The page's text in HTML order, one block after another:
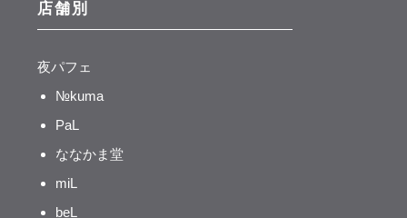
店舗別
夜パフェ
№kuma
PaL
ななかま堂
miL
beL